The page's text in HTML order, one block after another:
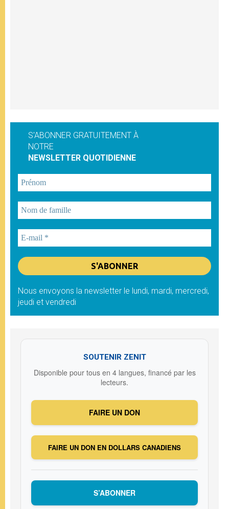
S'ABONNER GRATUITEMENT À
NOTRE
NEWSLETTER QUOTIDIENNE
Nous envoyons la newsletter le lundi, mardi, mercredi,
jeudi et vendredi
SOUTENIR ZENIT
Disponible pour tous en 4 langues, financé par les
lecteurs.
FAIRE UN DON
FAIRE UN DON EN DOLLARS CANADIENS
S’ABONNER